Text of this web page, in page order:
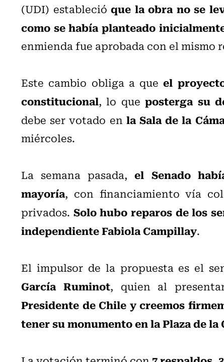
(UDI) estableció que la obra no se
como se había planteado
enmienda fue aprobada con el
Este cambio obliga a queel
constitucional, lo queposterga su
debe ser votado en la Sala de la
miércoles.
La semana pasada,el Senado
mayoría, con financiamiento vía
privados. Solo hubo reparos de los
independiente Fabiola Campillay.
El impulsor de la propuesta es el
García Ruminot, quien al
Presidente de Chile y creemos
tener su monumento en la Plaza de